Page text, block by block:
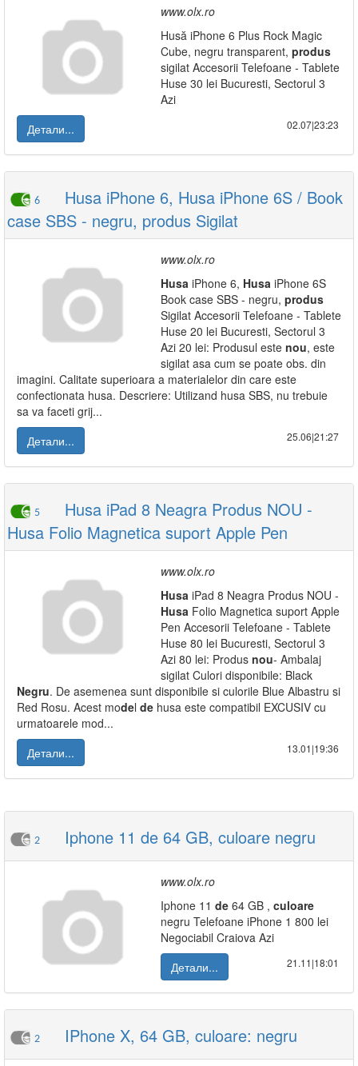
www.olx.ro
Husă iPhone 6 Plus Rock Magic
Cube, negru transparent, produs
sigilat Accesorii Telefoane - Tablete
Huse 30 lei Bucuresti, Sectorul 3
Azi
Детали...
02.07|23:23
6
Husa iPhone 6, Husa iPhone 6S / Book
case SBS - negru, produs Sigilat
www.olx.ro
Husa iPhone 6, Husa iPhone 6S
Book case SBS - negru, produs
Sigilat Accesorii Telefoane - Tablete
Huse 20 lei Bucuresti, Sectorul 3
Azi 20 lei: Produsul este nou, este
sigilat asa cum se poate obs. din
imagini. Calitate superioara a materialelor din care este
confectionata husa. Descriere: Utilizand husa SBS, nu trebuie
sa va faceti grij...
Детали...
25.06|21:27
5
Husa iPad 8 Neagra Produs NOU -
Husa Folio Magnetica suport Apple Pen
www.olx.ro
Husa iPad 8 Neagra Produs NOU -
Husa Folio Magnetica suport Apple
Pen Accesorii Telefoane - Tablete
Huse 80 lei Bucuresti, Sectorul 3
Azi 80 lei: Produs nou- Ambalaj
sigilat Culori disponibile: Black
Negru. De asemenea sunt disponibile si culorile Blue Albastru si
Red Rosu. Acest model de husa este compatibil EXCUSIV cu
urmatoarele mod...
Детали...
13.01|19:36
2 Iphone 11 de 64 GB, culoare negru
www.olx.ro
Iphone 11 de 64 GB , culoare
negru Telefoane iPhone 1 800 lei
Negociabil Craiova Azi
Детали...
21.11|18:01
2 IPhone X, 64 GB, culoare: negru